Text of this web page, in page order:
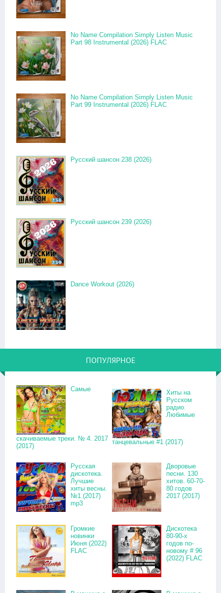
No Name Compilation Simply Listen Music
Part 98 Instrumental (2026) FLAC
No Name Compilation Simply Listen Music
Part 99 Instrumental (2026) FLAC
Русский шансон 238 (2026)
Русский шансон 239 (2026)
Dance Workout (2026)
ПОПУЛЯРНОЕ
Самые
скачиваемые треки. № 4. 2017
(2017)
Хиты на
Русском
радио.
Любимые
танцевальные #1 (2017)
Русская
дискотека.
Лучшие
хиты весны.
№1 (2017)
mp3
Дворовые
песни. 130
хитов. 60-70-
80 годов
2017 (2017)
Громкие
новинки
Июня (2022)
FLAC
Дискотека
80-90-х
годов по-
новому # 96
(2022) FLAC